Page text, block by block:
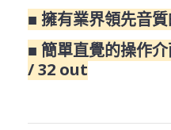
■ 擁有業界領先音
■ 簡單直覺的操作
/ 32 out